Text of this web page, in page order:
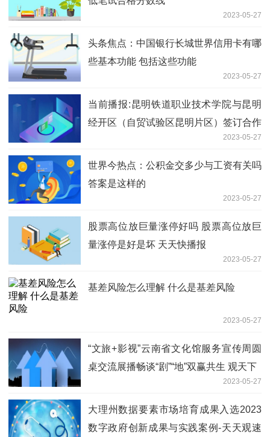
2023-05-27
头条焦点：中国银行长城世界信用卡有哪
些基本功能 包括这些功能
2023-05-27
当前播报:昆明铁道职业技术学院与昆明
经开区（自贸试验区昆明片区）签订合作
2023-05-27
世界今热点：公积金交多少与工资有关吗
答案是这样的
2023-05-27
股票高位放巨量涨停好吗 股票高位放巨
量涨停是好是坏 天天快播报
2023-05-27
基差风险怎么理解 什么是基差风险
2023-05-27
“文旅+影视”云南省文化馆服务宣传周圆
桌交流展播畅谈“剧”“地”双赢共生 观天下
2023-05-27
大理州数据要素市场培育成果入选2023
数字政府创新成果与实践案例-天天观速